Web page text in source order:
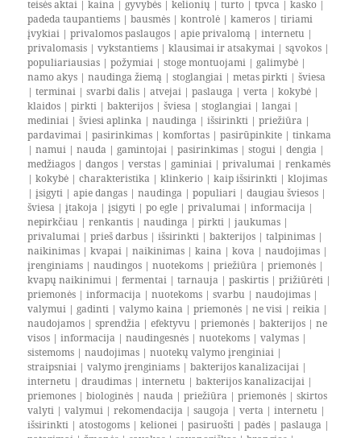
teisės aktai |kaina | gyvybės |kelionių |turto |tpvca |kasko |
padeda taupantiems |bausmės |kontrolė |kameros |tiriami
įvykiai |privalomos paslaugos |apie privalomą |internetu |
privalomasis |vykstantiems |klausimai ir atsakymai |sąvokos |
populiariausias |požymiai |stoge montuojami | galimybė |
namo akys |naudinga žiemą |stoglangiai |metas pirkti |šviesa
|terminai |svarbi dalis |atvejai |paslauga |verta |kokybė |
klaidos |pirkti |bakterijos |šviesa |stoglangiai |langai |
mediniai |šviesi aplinka |naudinga |išsirinkti |priežiūra |
pardavimai |pasirinkimas |komfortas |pasirūpinkite |tinkama
|namui |nauda | gamintojai |pasirinkimas |stogui |dengia |
medžiagos |dangos |verstas | gaminiai |privalumai |renkamės
|kokybė |charakteristika |klinkerio |kaip išsirinkti |klojimas
|įsigyti |apie dangas |naudinga |populiari |daugiau šviesos |
šviesa |įtakoja |įsigyti |po egle |privalumai |informacija |
nepirkčiau |renkantis |naudinga |pirkti |jaukumas |
privalumai |prieš darbus |išsirinkti |bakterijos |talpinimas |
naikinimas |kvapai |naikinimas |kaina |kova |naudojimas |
įrenginiams |naudingos |nuotekoms |priežiūra |priemonės |
kvapų naikinimui |fermentai |tarnauja |paskirtis |prižiūrėti |
priemonės |informacija |nuotekoms |svarbu |naudojimas |
valymui | gadinti |valymo kaina |priemonės |ne visi |reikia |
naudojamos |sprendžia |efektyvu |priemonės |bakterijos |ne
visos |informacija |naudingesnės |nuotekoms |valymas |
sistemoms |naudojimas |nuotekų valymo įrenginiai |
straipsniai |valymo įrenginiams |bakterijos kanalizacijai |
internetu |draudimas |internetu |bakterijos kanalizacijai |
priemones |biologinės |nauda |priežiūra |priemonės |skirtos
valyti |valymui |rekomendacija |saugoja |verta |internetu |
išsirinkti |atostogoms |kelionei |pasiruošti |padės |paslauga |